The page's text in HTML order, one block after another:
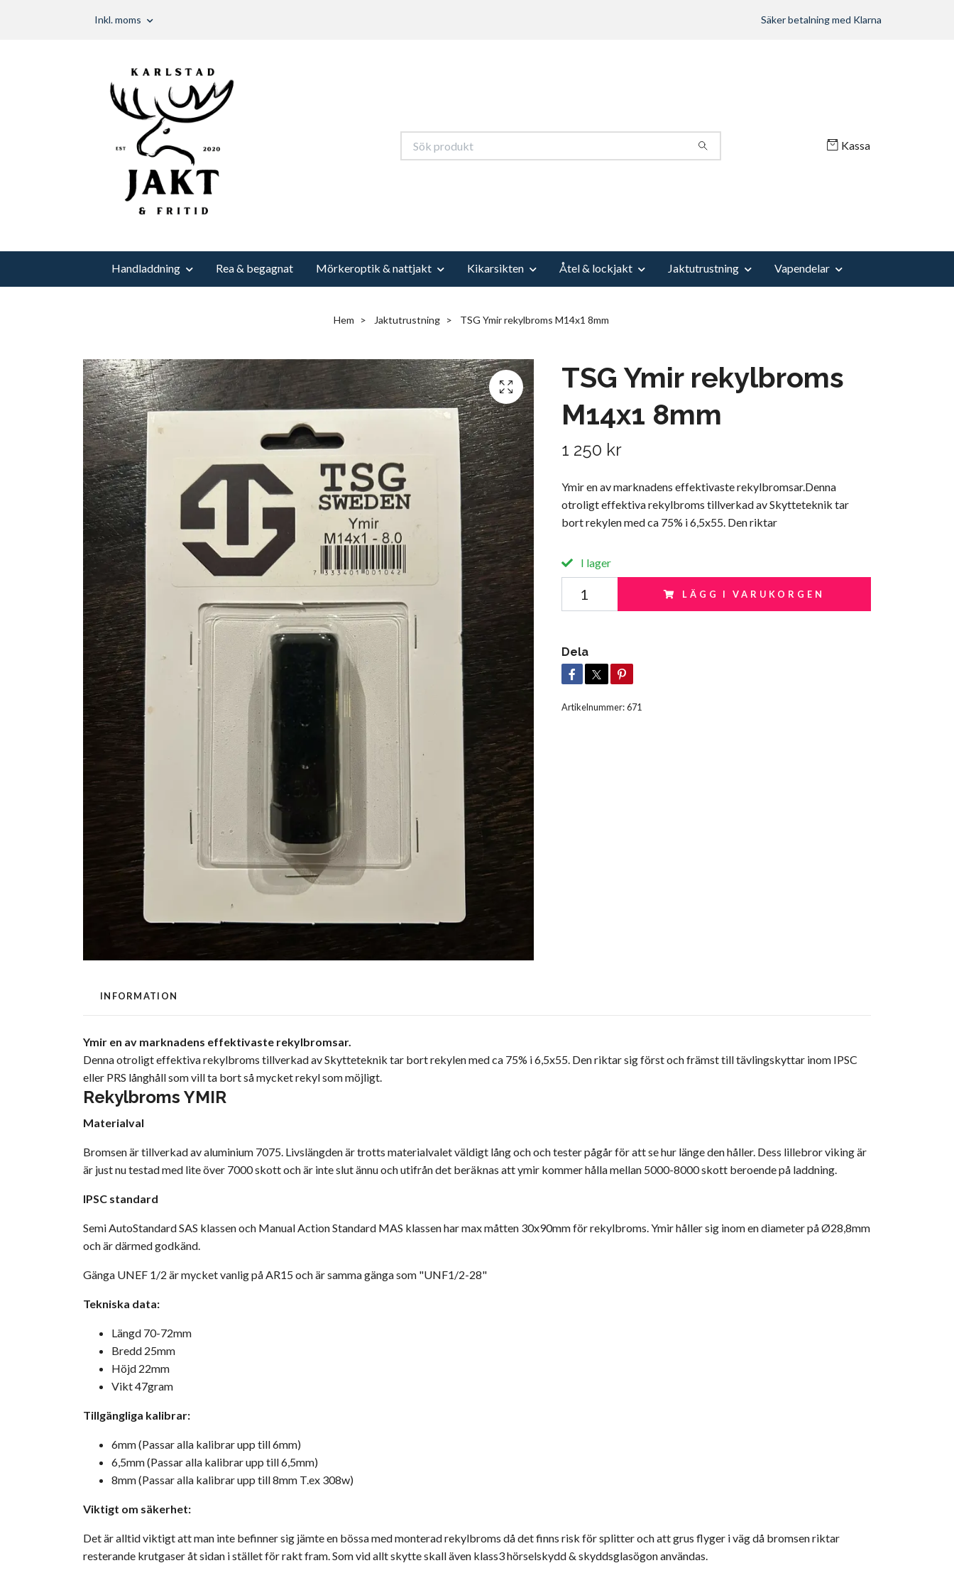
Inkl. moms Säker betalning med Klarna
Kassa
Handladdning Rea & begagnat Mörkeroptik & nattjakt Kikarsikten Åtel & lockjakt Jaktutrustning Vapendelar
Hem Jaktutrustning TSG Ymir rekylbroms M14x1 8mm
TSG Ymir rekylbroms
M14x1 8mm
1 250 kr
Ymir en av marknadens effektivaste rekylbromsar.Denna
otroligt effektiva rekylbroms tillverkad av Skytteteknik tar
bort rekylen med ca 75% i 6,5x55. Den riktar
I lager
LÄGG I VARUKORGEN
Dela
Artikelnummer:671
INFORMATION
Ymir en av marknadens effektivaste rekylbromsar.
Denna otroligt effektiva rekylbroms tillverkad av Skytteteknik tar bort rekylen med ca 75% i 6,5x55. Den riktar sig först och främst till tävlingskyttar inom IPSC
eller PRS långhåll som vill ta bort så mycket rekyl som möjligt.
Rekylbroms YMIR
Materialval
Bromsen är tillverkad av aluminium 7075. Livslängden är trotts materialvalet väldigt lång och och tester pågår för att se hur länge den håller. Dess lillebror viking är
är just nu testad med lite över 7000 skott och är inte slut ännu och utifrån det beräknas att ymir kommer hålla mellan 5000-8000 skott beroende på laddning.
IPSC standard
Semi AutoStandard SAS klassen och Manual Action Standard MAS klassen har max måtten 30x90mm för rekylbroms. Ymir håller sig inom en diameter på Ø28,8mm
och är därmed godkänd.
Gänga UNEF 1/2 är mycket vanlig på AR15 och är samma gänga som "UNF1/2-28"
Tekniska data:
Längd 70-72mm
Bredd 25mm
Höjd 22mm
Vikt 47gram
Tillgängliga kalibrar:
6mm (Passar alla kalibrar upp till 6mm)
6,5mm (Passar alla kalibrar upp till 6,5mm)
8mm (Passar alla kalibrar upp till 8mm T.ex 308w)
Viktigt om säkerhet:
Det är alltid viktigt att man inte befinner sig jämte en bössa med monterad rekylbroms då det finns risk för splitter och att grus flyger i väg då bromsen riktar
resterande krutgaser åt sidan i stället för rakt fram. Som vid allt skytte skall även klass3 hörselskydd & skyddsglasögon användas.